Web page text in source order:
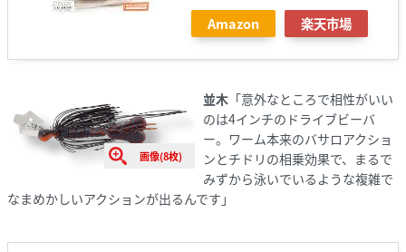
Amazon 楽天市場
画像(8枚)
並木「意外なところで相性がいい
のは4インチのドライブビーバ
ー。ワーム本来のバサロアクショ
ンとチドリの相乗効果で、まるで
みずから泳いでいるような複雑で
なまめかしいアクションが出るんです」